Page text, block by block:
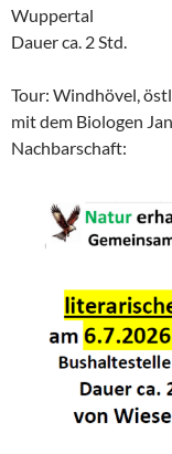
Wuppertal
Dauer ca. 2 Std.
Tour: Windhövel,
mit dem Biologen
Nachbarschaft: